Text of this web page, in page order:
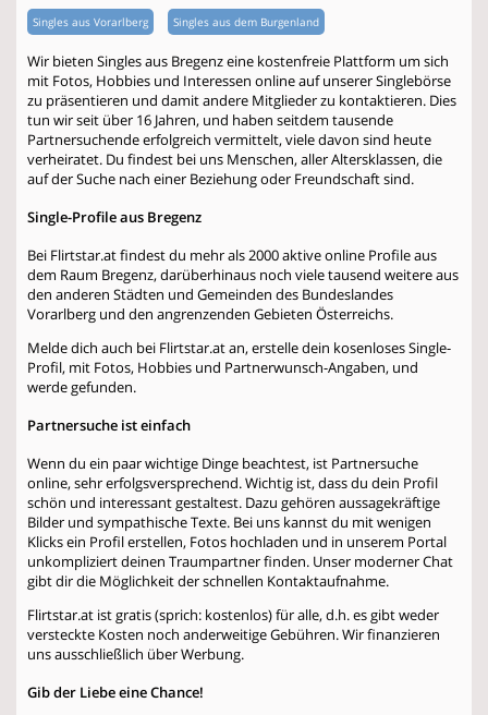
Singles aus Vorarlberg Singles aus dem Burgenland
Wir bieten Singles aus Bregenz eine kostenfreie Plattform um sich
mit Fotos, Hobbies und Interessen online auf unserer Singlebörse
zu präsentieren und damit andere Mitglieder zu kontaktieren. Dies
tun wir seit über 16 Jahren, und haben seitdem tausende
Partnersuchende erfolgreich vermittelt, viele davon sind heute
verheiratet. Du findest bei uns Menschen, aller Altersklassen, die
auf der Suche nach einer Beziehung oder Freundschaft sind.
Single-Profile aus Bregenz
Bei Flirtstar.at findest du mehr als 2000 aktive online Profile aus
dem Raum Bregenz, darüberhinaus noch viele tausend weitere aus
den anderen Städten und Gemeinden des Bundeslandes
Vorarlberg und den angrenzenden Gebieten Österreichs.
Melde dich auch bei Flirtstar.at an, erstelle dein kosenloses Single-
Profil, mit Fotos, Hobbies und Partnerwunsch-Angaben, und
werde gefunden.
Partnersuche ist einfach
Wenn du ein paar wichtige Dinge beachtest, ist Partnersuche
online, sehr erfolgsversprechend. Wichtig ist, dass du dein Profil
schön und interessant gestaltest. Dazu gehören aussagekräftige
Bilder und sympathische Texte. Bei uns kannst du mit wenigen
Klicks ein Profil erstellen, Fotos hochladen und in unserem Portal
unkompliziert deinen Traumpartner finden. Unser moderner Chat
gibt dir die Möglichkeit der schnellen Kontaktaufnahme.
Flirtstar.at ist gratis (sprich: kostenlos) für alle, d.h. es gibt weder
versteckte Kosten noch anderweitige Gebühren. Wir finanzieren
uns ausschließlich über Werbung.
Gib der Liebe eine Chance!